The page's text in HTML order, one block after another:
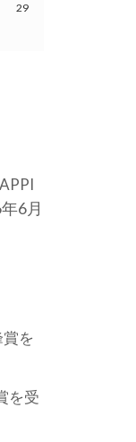
29
6月
賞を
を受